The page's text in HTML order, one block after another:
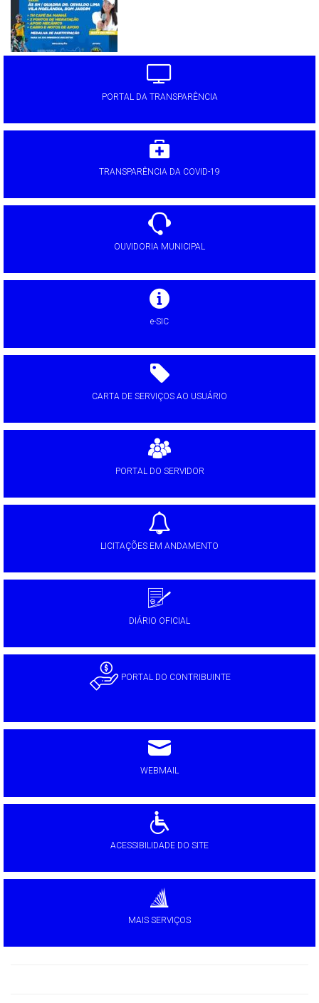
PORTAL DA TRANSPARÊNCIA
TRANSPARÊNCIA DA COVID-19
OUVIDORIA MUNICIPAL
e-SIC
CARTA DE SERVIÇOS AO USUÁRIO
PORTAL DO SERVIDOR
LICITAÇÕES EM ANDAMENTO
DIÁRIO OFICIAL
PORTAL DO CONTRIBUINTE
WEBMAIL
ACESSIBILIDADE DO SITE
MAIS SERVIÇOS